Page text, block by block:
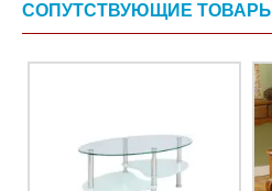
СОПУТСТВУЮЩИЕ ТОВАРЫ